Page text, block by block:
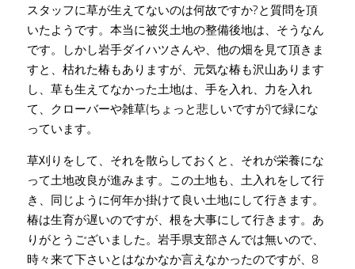
プライバシーポリシー
受賞
スタッフに草が生えてないのは何故ですか?と質問を頂
いたようです。本当に被災土地の整備後地は、そうなん
です。しかし岩手ダイハツさんや、他の畑を見て頂きま
すと、枯れた椿もありますが、元気な椿も沢山あります
し、草も生えてなかった土地は、手を入れ、力を入れ
て、クローバーや雑草(ちょっと悲しいですが)で緑にな
っています。
草刈りをして、それを散らしておくと、それが栄養にな
って土地改良が進みます。この土地も、土入れをして行
き、同じように何年か掛けて良い土地にして行きます。
椿は生育が遅いのですが、根を大事にして行きます。あ
りがとうございました。岩手県支部さんでは無いので、
時々来て下さいとはなかなか言えなかったのですが、8